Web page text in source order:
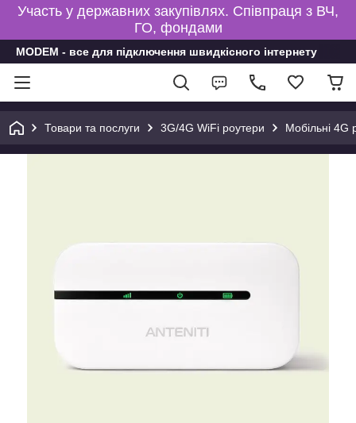
Участь у державних закупівлях. Співпраця з ВЧ,
ГО, фондами
MODEM - все для підключення швидкісного інтернету
Товари та послуги 3G/4G WiFi роутери Мобільні 4G